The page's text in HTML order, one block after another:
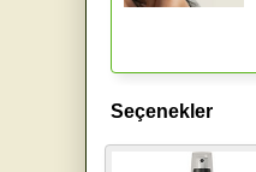
Seçenekler